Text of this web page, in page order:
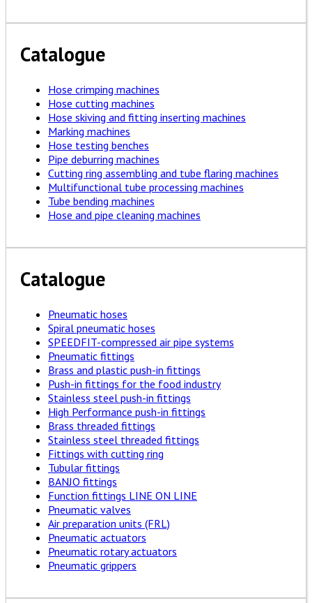
Catalogue
Hose crimping machines
Hose cutting machines
Hose skiving and fitting inserting machines
Marking machines
Hose testing benches
Pipe deburring machines
Cutting ring assembling and tube flaring machines
Multifunctional tube processing machines
Tube bending machines
Hose and pipe cleaning machines
Catalogue
Pneumatic hoses
Spiral pneumatic hoses
SPEEDFIT-compressed air pipe systems
Pneumatic fittings
Brass and plastic push-in fittings
Push-in fittings for the food industry
Stainless steel push-in fittings
High Performance push-in fittings
Brass threaded fittings
Stainless steel threaded fittings
Fittings with cutting ring
Tubular fittings
BANJO fittings
Function fittings LINE ON LINE
Pneumatic valves
Air preparation units (FRL)
Pneumatic actuators
Pneumatic rotary actuators
Pneumatic grippers